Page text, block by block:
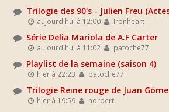
Trilogie des 90's - Julien Freu
aujourd'hui à 12:00 Ironheart
Série Delia Mariola de A.F Carter
aujourd'hui à 11:02 patoche77
Playlist de la semaine (saison 4)
hier à 22:23 patoche77
Trilogie Reine rouge de Juan
hier à 19:59 norbert